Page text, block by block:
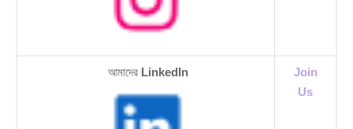
আমাদের LinkedIn
Join
Us